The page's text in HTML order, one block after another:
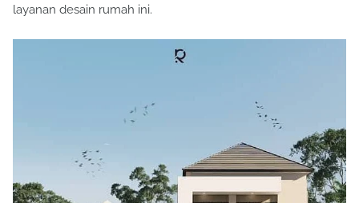
layanan desain rumah ini.